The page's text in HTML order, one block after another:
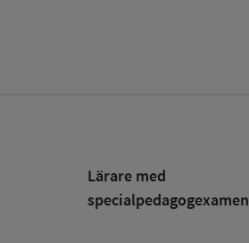
Lärare med
specialpedagog­examen